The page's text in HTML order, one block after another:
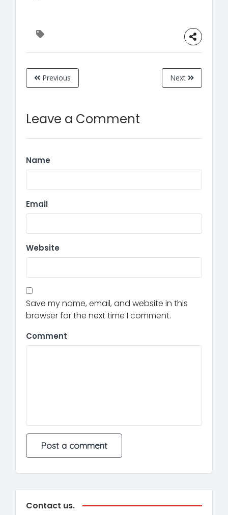
Previous Next
Leave a Comment
Name
Email
Website
Save my name, email, and website in this
browser for the next time I comment.
Comment
Contact us.